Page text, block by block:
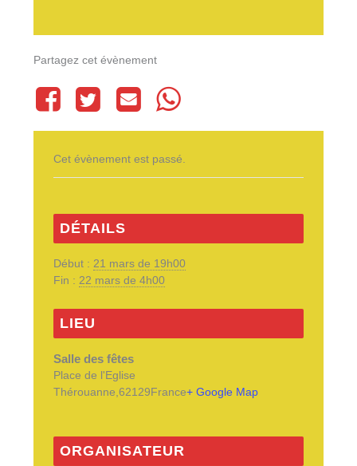
Partagez cet évènement
Cet évènement est passé.
DÉTAILS
Début : 21 mars de 19h00
Fin : 22 mars de 4h00
LIEU
Salle des fêtes
Place de l'Eglise
Thérouanne ,62129France+ Google Map
ORGANISATEUR